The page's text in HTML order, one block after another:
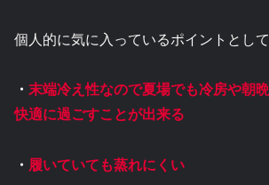
個人的に気に入っているポイントとし
・ 末端冷え性なので夏場でも冷房や朝
快適に過ごすことが出来る
・ 履いていても蒸れにくい